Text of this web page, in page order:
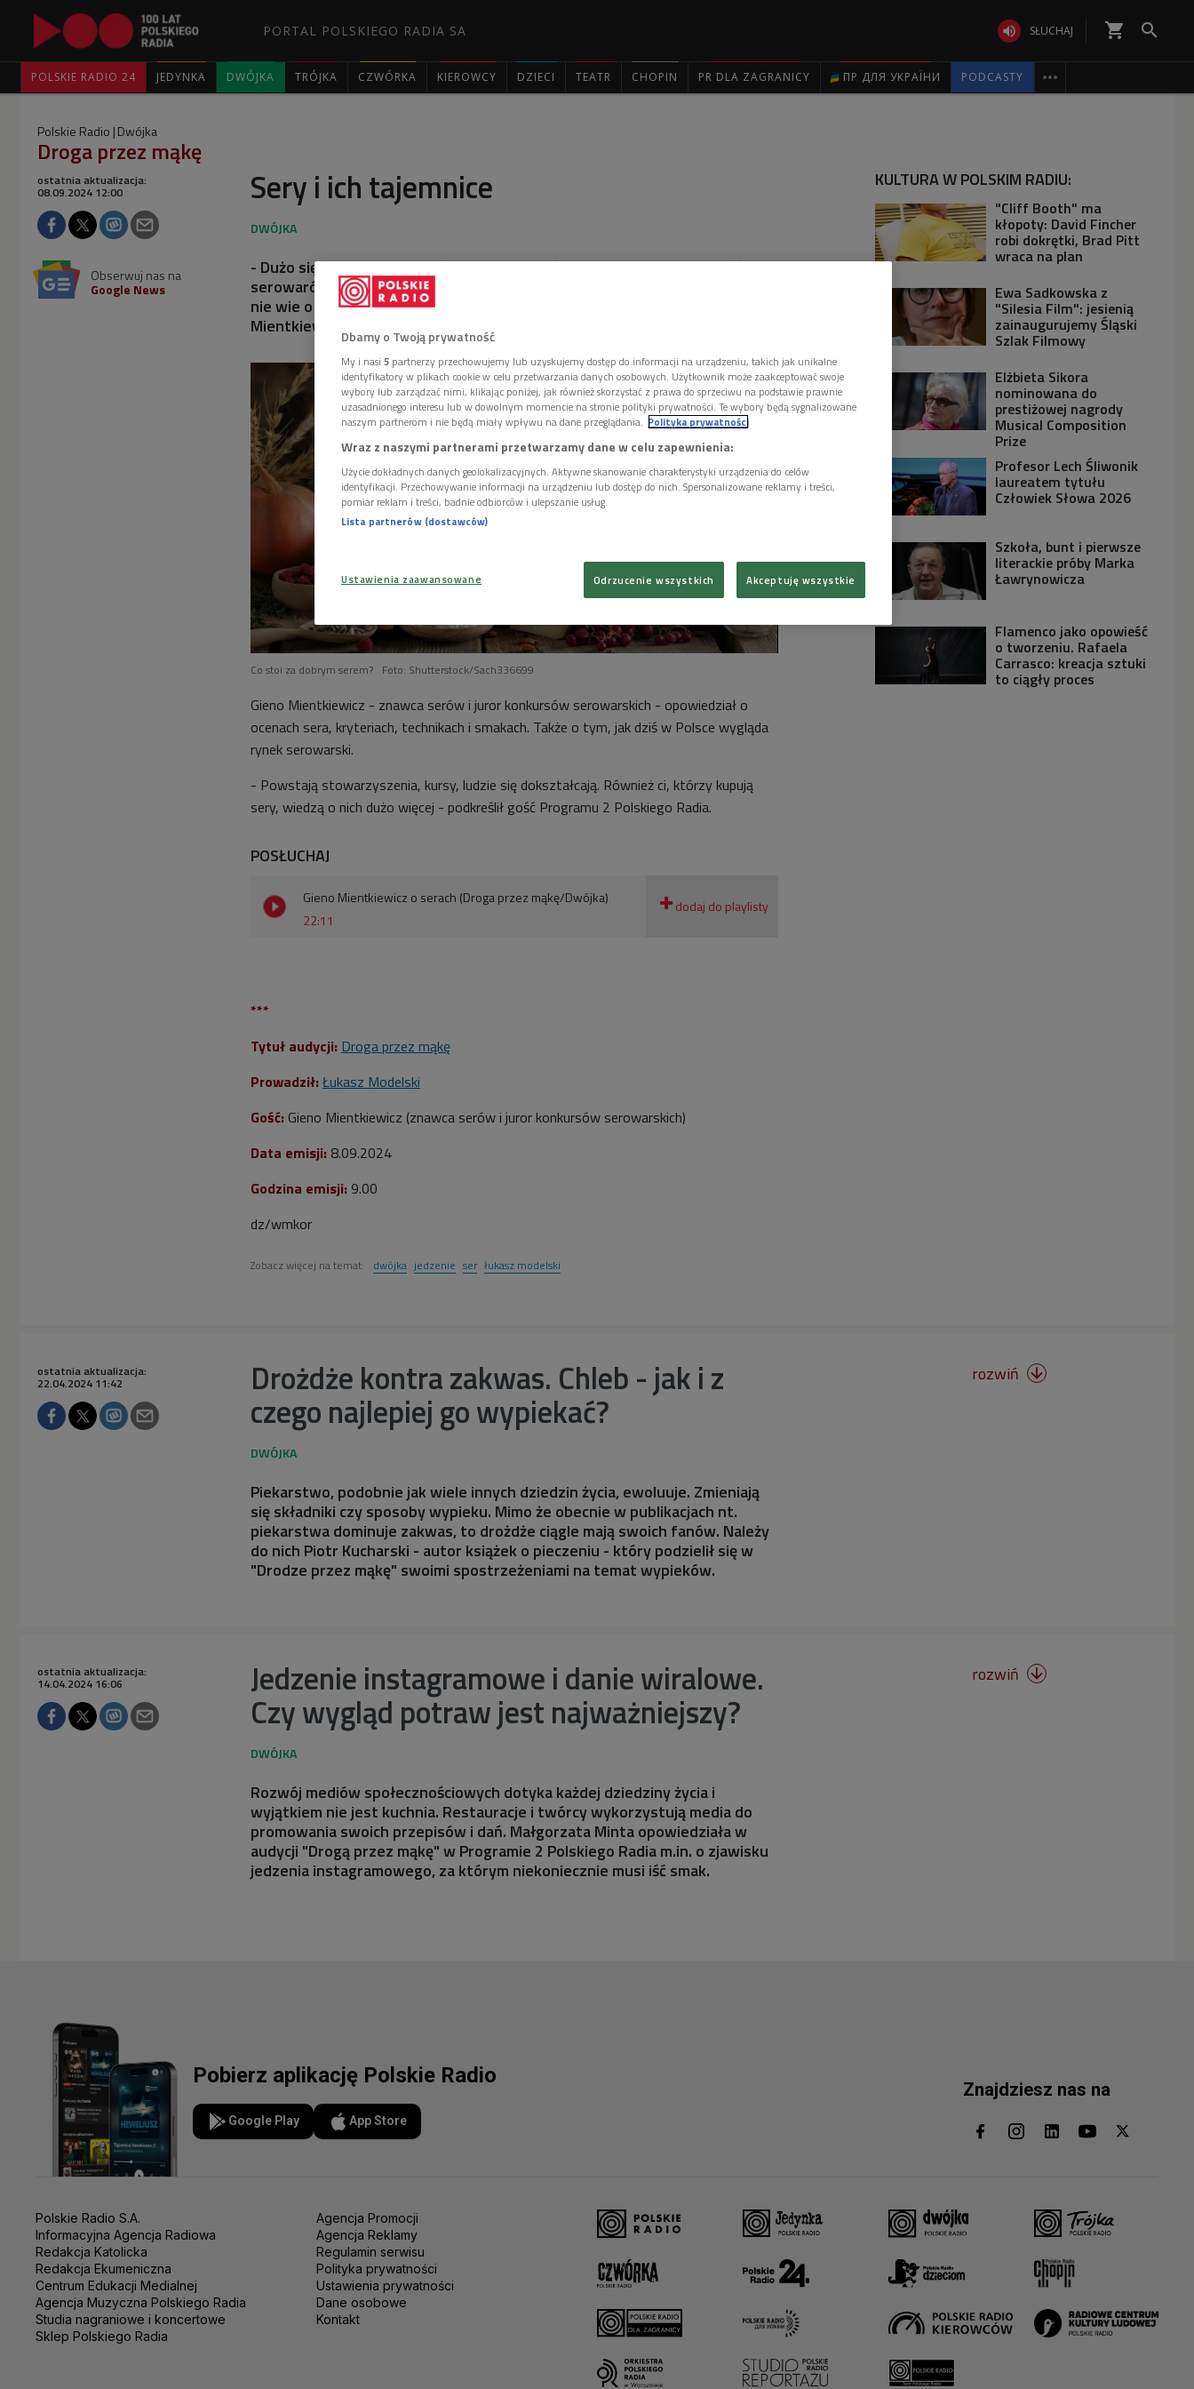
PORTAL POLSKIEGO RADIA SA  SŁUCHAJ shopping_cart 
POLSKIE RADIO 24 JEDYNKA DWÓJKA TRÓJKA CZWÓRKA KIEROWCY DZIECI TEATR CHOPIN PR DLA ZAGRANICY ПР ДЛЯ УКРАЇНИ PODCASTY 
Polskie Radio Dwójka
Droga przez mąkę
Sery i ich tajemnice
ostatnia aktualizacja:
08.09.2024 12:00
Obserwuj nas na
Google News
- Dużo się poprawiło w jakości serów. Kiedyś narzekałem, że większość
serowarów świetnie potrafi sprzedawać, gorzej nazywać, a już w ogóle nic
nie wie o mikrobiologii - zdradził w audycji "Droga przez mąkę" Gieno
Mientkiewicz - znawca serów.
Co stoi za dobrym serem? Foto: Shutterstock/Sach336699
Gieno Mientkiewicz - znawca serów i juror konkursów serowarskich - opowiedział o
ocenach sera, kryteriach, technikach i smakach. Także o tym, jak dziś w Polsce wygląda
rynek serowarski.
- Powstają stowarzyszenia, kursy, ludzie się dokształcają. Również ci, którzy kupują
sery, wiedzą o nich dużo więcej - podkreślił gość Programu 2 Polskiego Radia.
POSŁUCHAJ
22:11
Gieno Mientkiewicz o serach (Droga przez mąkę/Dwójka)
***
Tytuł audycji: Droga przez mąkę
Prowadził: Łukasz Modelski
Gość: Gieno Mientkiewicz (znawca serów i juror konkursów serowarskich)
Data emisji: 8.09.2024
Godzina emisji: 9.00
dz/wmkor
Zobacz więcej na temat: dwójka jedzenie ser łukasz modelski
KULTURA W POLSKIM RADIU:
"Cliff Booth" ma
kłopoty: David Fincher
robi dokrętki, Brad Pitt
wraca na plan
Ewa Sadkowska z
"Silesia Film": jesienią
zainaugurujemy Śląski
Szlak Filmowy
Elżbieta Sikora
nominowana do
prestiżowej nagrody
Musical Composition
Prize
Profesor Lech Śliwonik
laureatem tytułu
Człowiek Słowa 2026
Szkoła, bunt i pierwsze
literackie próby Marka
Ławrynowicza
Flamenco jako opowieść
o tworzeniu. Rafaela
Carrasco: kreacja sztuki
to ciągły proces
Drożdże kontra zakwas. Chleb - jak i z
czego najlepiej go wypiekać?
ostatnia aktualizacja:
22.04.2024 11:42
Piekarstwo, podobnie jak wiele innych dziedzin życia, ewoluuje. Zmieniają
się składniki czy sposoby wypieku. Mimo że obecnie w publikacjach nt.
piekarstwa dominuje zakwas, to drożdże ciągle mają swoich fanów. Należy
do nich Piotr Kucharski - autor książek o pieczeniu - który podzielił się w
"Drodze przez mąkę" swoimi spostrzeżeniami na temat wypieków.
rozwiń 
Jedzenie instagramowe i danie wiralowe.
Czy wygląd potraw jest najważniejszy?
ostatnia aktualizacja:
14.04.2024 16:06
Rozwój mediów społecznościowych dotyka każdej dziedziny życia i
wyjątkiem nie jest kuchnia. Restauracje i twórcy wykorzystują media do
promowania swoich przepisów i dań. Małgorzata Minta opowiedziała w
audycji "Drogą przez mąkę" w Programie 2 Polskiego Radia m.in. o zjawisku
jedzenia instagramowego, za którym niekoniecznie musi iść smak.
rozwiń 
Pobierz aplikację Polskie Radio
Google Play App Store
Znajdziesz nas na
Polskie Radio S.A.
Informacyjna Agencja Radiowa
Redakcja Katolicka
Redakcja Ekumeniczna
Centrum Edukacji Medialnej
Agencja Muzyczna Polskiego Radia
Studia nagraniowe i koncertowe
Sklep Polskiego Radia
Agencja Promocji
Agencja Reklamy
Regulamin serwisu
Polityka prywatności
Ustawienia prywatności
Dane osobowe
Kontakt
Dbamy o Twoją prywatność
My i nasi 5 partnerzy przechowujemy lub uzyskujemy dostęp do informacji na urządzeniu, takich jak unikalne
identyfikatory w plikach cookie w celu przetwarzania danych osobowych. Użytkownik może zaakceptować swoje
wybory lub zarządzać nimi, klikając poniżej, jak również skorzystać z prawa do sprzeciwu na podstawie prawnie
uzasadnionego interesu lub w dowolnym momencie na stronie polityki prywatności. Te wybory będą sygnalizowane
naszym partnerom i nie będą miały wpływu na dane przeglądania. Polityka prywatności
Wraz z naszymi partnerami przetwarzamy dane w celu zapewnienia:
Użycie dokładnych danych geolokalizacyjnych. Aktywne skanowanie charakterystyki urządzenia do celów
identyfikacji. Przechowywanie informacji na urządzeniu lub dostęp do nich. Spersonalizowane reklamy i treści,
pomiar reklam i treści, badnie odbiorców i ulepszanie usług.
Lista partnerów (dostawców)
Ustawienia zaawansowane Odrzucenie wszystkich Akceptuję wszystkie